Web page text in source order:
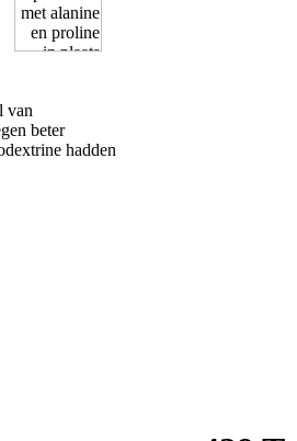
van
beter
hadden